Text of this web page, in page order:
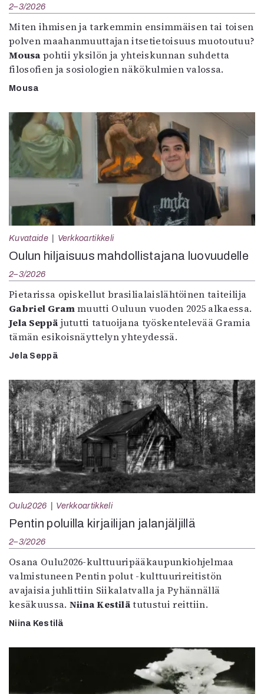
2–3/2026
Miten ihmisen ja tarkemmin ensimmäisen tai toisen
polven maahanmuuttajan itsetietoisuus muotoutuu?
Mousa pohtii yksilön ja yhteiskunnan suhdetta
filosofien ja sosiologien näkökulmien valossa.
Mousa
Kuvataide Verkkoartikkeli
Oulun hiljaisuus mahdollistajana luovuudelle
2–3/2026
Pietarissa opiskellut brasilialaislähtöinen taiteilija
Gabriel Grammuutti Ouluun vuoden 2025 alkaessa.
Jela Seppä jututti tatuoijana työskentelevää Gramia
tämän esikoisnäyttelyn yhteydessä.
Jela Seppä
Oulu2026 Verkkoartikkeli
Pentin poluilla kirjailijan jalanjäljillä
2–3/2026
Osana Oulu2026-kulttuuripääkaupunkiohjelmaa
valmistuneen Pentin polut -kulttuurireitistön
avajaisia juhlittiin Siikalatvalla ja Pyhännällä
kesäkuussa. Niina Kestilätutustui reittiin.
Niina Kestilä